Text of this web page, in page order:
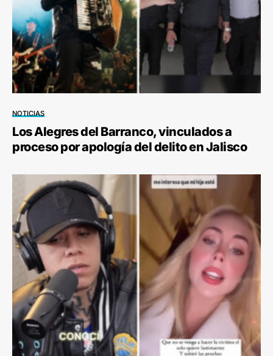
NOTICIAS
Los Alegres del Barranco, vinculados a
proceso por apología del delito en Jalisco